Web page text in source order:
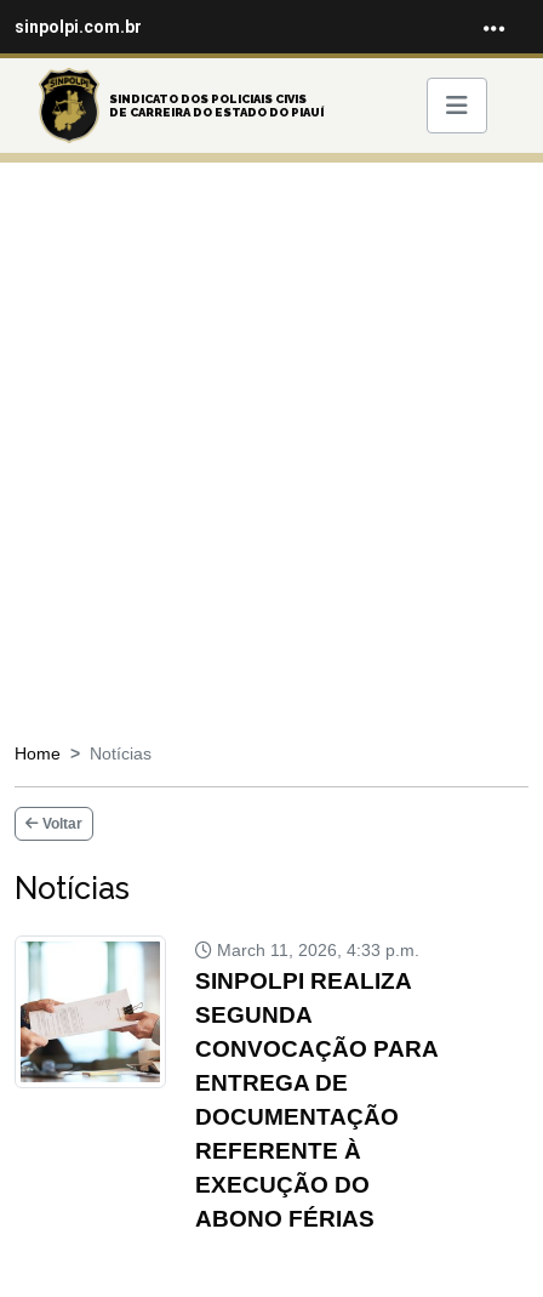
sinpolpi.com.br
SINDICATO DOS POLICIAIS CIVIS
DE CARREIRA DO ESTADO DO PIAUÍ
Home Notícias
Voltar
Notícias
March 11, 2026, 4:33 p.m.
SINPOLPI REALIZA
SEGUNDA
CONVOCAÇÃO PARA
ENTREGA DE
DOCUMENTAÇÃO
REFERENTE À
EXECUÇÃO DO
ABONO FÉRIAS